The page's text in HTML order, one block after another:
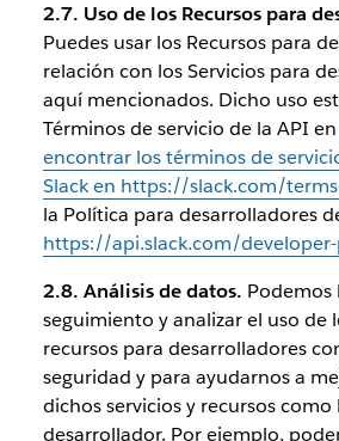
2.7. Uso de los Recursos para
Puedes usar los Recursos para
relación con los Servicios para
aquí mencionados. Dicho uso
Términos de servicio de la API en
encontrar los términos de
Slack en ​https://slack.com/
la Política para desarrolladores
https://api.slack.com/
2.8. Análisis de datos. Podemos
seguimiento y analizar el uso de
recursos para desarrolladores
seguridad y para ayudarnos a
dichos servicios y recursos
desarrollador. Por ejemplo,